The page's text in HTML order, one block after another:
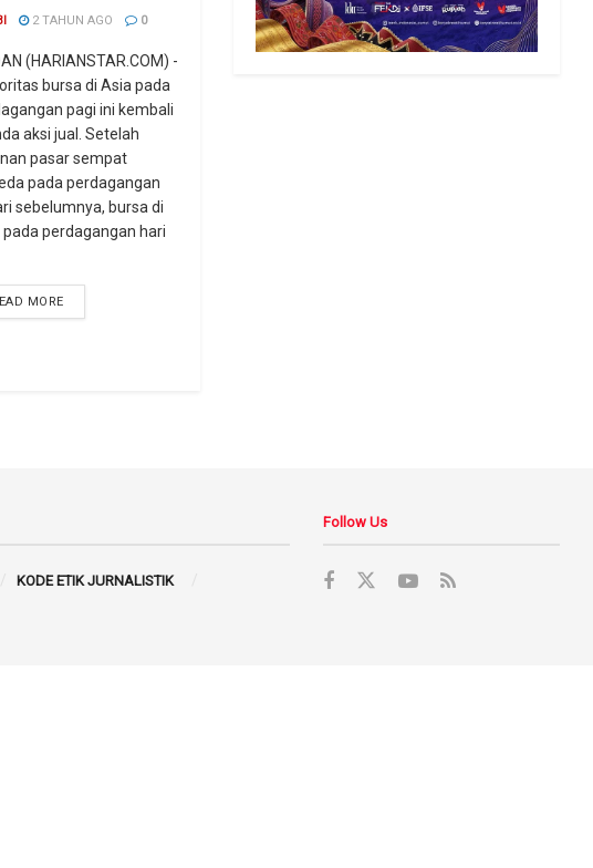
2 TAHUN AGO 0
(HARIANSTAR.COM) -
bursa di Asia pada
pagi ini kembali
aksi jual. Setelah
pasar sempat
pada perdagangan
sebelumnya, bursa di
pada perdagangan hari
MORE
KODE ETIK JURNALISTIK
Follow Us